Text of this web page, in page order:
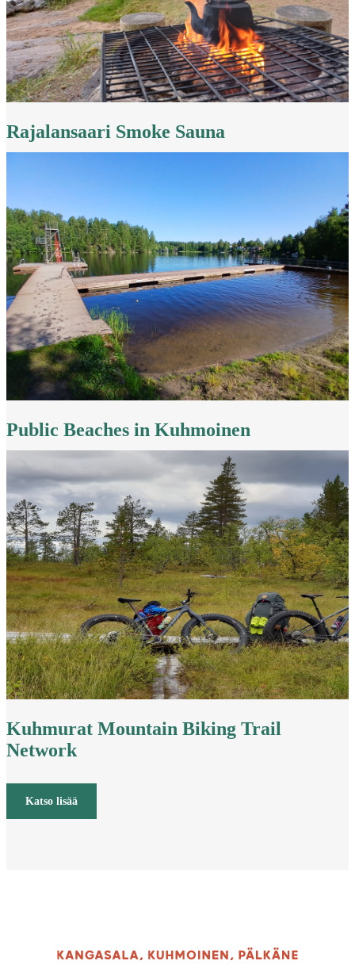
Rajalansaari Smoke Sauna
Public Beaches in Kuhmoinen
Kuhmurat Mountain Biking Trail
Network
Katso lisää